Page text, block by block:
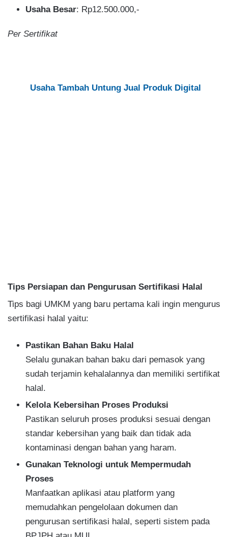
Usaha Besar: Rp12.500.000,-
Per Sertifikat
Usaha Tambah Untung Jual Produk Digital
Tips Persiapan dan Pengurusan Sertifikasi Halal
Tips bagi UMKM yang baru pertama kali ingin mengurus
sertifikasi halal yaitu:
Pastikan Bahan Baku Halal
Selalu gunakan bahan baku dari pemasok yang
sudah terjamin kehalalannya dan memiliki sertifikat
halal.
Kelola Kebersihan Proses Produksi
Pastikan seluruh proses produksi sesuai dengan
standar kebersihan yang baik dan tidak ada
kontaminasi dengan bahan yang haram.
Gunakan Teknologi untuk Mempermudah
Proses
Manfaatkan aplikasi atau platform yang
memudahkan pengelolaan dokumen dan
pengurusan sertifikasi halal, seperti sistem pada